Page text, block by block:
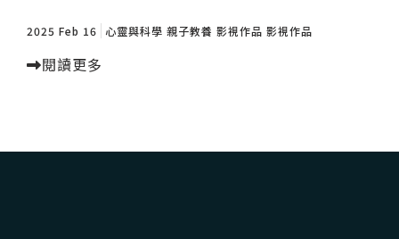
2025 Feb 16 心靈與科學 親子教養 影視作品 影視作品
閱讀更多